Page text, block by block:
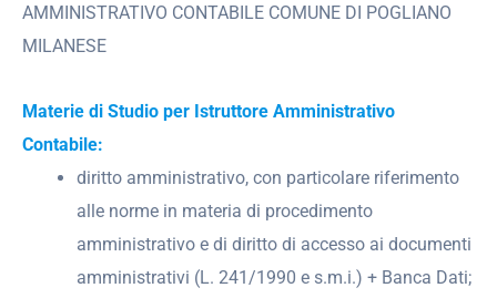
AMMINISTRATIVO CONTABILE COMUNE DI POGLIANO
MILANESE
Materie di Studio per Istruttore Amministrativo
Contabile:
diritto amministrativo, con particolare riferimento
alle norme in materia di procedimento
amministrativo e di diritto di accesso ai documenti
amministrativi (L. 241/1990 e s.m.i.) + Banca Dati;